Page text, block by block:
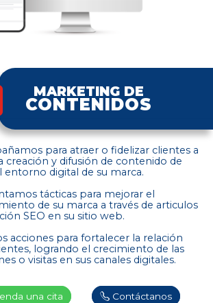
MARKETING DE
CONTENIDOS
para atraer o fidelizar clientes a
creación y difusión de contenido de
entorno digital de su marca.
tácticas para mejorar el
de su marca a través de articulos
SEO en su sitio web.
acciones para fortalecer la relación
logrando el crecimiento de las
o visitas en sus canales digitales.
una cita Contáctanos